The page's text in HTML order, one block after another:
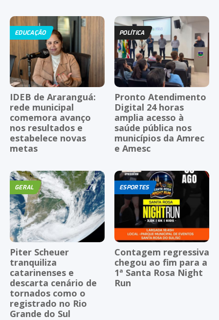
EDUCAÇÃO
IDEB de Araranguá:
rede municipal
comemora avanço
nos resultados e
estabelece novas
metas
POLÍTICA
Pronto Atendimento
Digital 24 horas
amplia acesso à
saúde pública nos
municípios da Amrec
e Amesc
GERAL
Piter Scheuer
tranquiliza
catarinenses e
descarta cenário de
tornados como o
registrado no Rio
Grande do Sul
ESPORTES
Contagem regressiva
chegou ao fim para a
1ª Santa Rosa Night
Run